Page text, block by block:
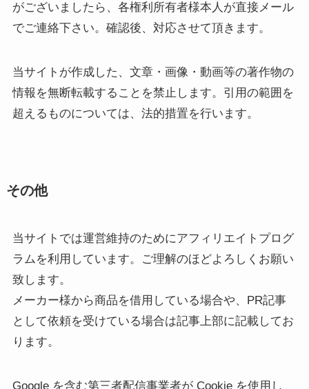
がございましたら、各権利所有者様本人が直接メール
でご連絡下さい。確認後、対応させて頂きます。
当サイトが作成した、文章・画像・動画等の著作物の
情報を無断転載することを禁止します。引用の範囲を
超えるものについては、法的措置を行います。
その他
当サイトでは運営維持のためにアフィリエイトプログ
ラムを利用しています。ご理解のほどよろしくお願い
致します。
メーカー様から商品を借用している場合や、PR記事
として依頼を受けている場合は記事上部に記載してお
ります。
Google を含む第三者配信事業者が Cookie を使用し